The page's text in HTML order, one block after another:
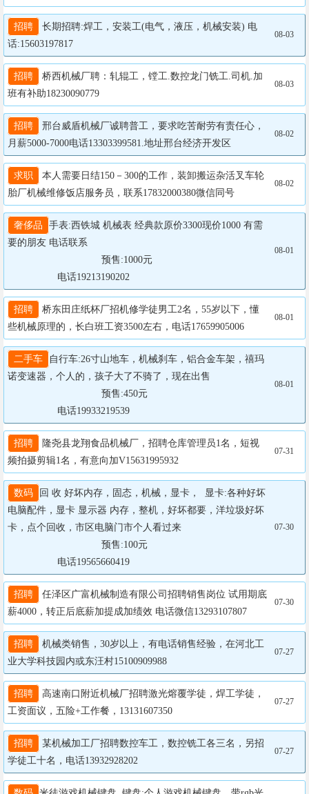
招聘
长期招聘:焊工，安装工(电气，液压，机械安装) 电
话:15603197817
08-03
招聘
桥西机械厂聘：轧辊工，镗工.数控龙门铣工.司机.加
班有补助18230090779
08-03
招聘
邢台威盾机械厂诚聘普工，要求吃苦耐劳有责任心，
月薪5000-7000电话13303399581.地址邢台经济开发区
08-02
求职
本人需要日结150－300的工作，装卸搬运杂活叉车轮
胎厂机械维修饭店服务员，联系17832000380微信同号
08-02
奢侈品
手表:西铁城 机械表 经典款原价3300现价1000 有需
要的朋友 电话联系
                  电话19213190202
08-01
招聘
桥东田庄纸杯厂招机修学徒男工2名，55岁以下，懂
些机械原理的，长白班工资3500左右，电话17659905006
08-01
二手车
自行车:26寸山地车，机械刹车，铝合金车架，禧玛
诺变速器，个人的，孩子大了不骑了，现在出售
                  电话19933219539
08-01
招聘
隆尧县龙翔食品机械厂，招聘仓库管理员1名，短视
频拍摄剪辑1名，有意向加V15631995932
07-31
数码
回 收 好坏内存，固态，机械，显卡，  显卡:各种好坏
电脑配件，显卡 显示器 内存，整机，好坏都要，洋垃圾好坏
卡，点个回收，市区电脑门市个人看过来
                  电话19565660419
07-30
招聘
任泽区广富机械制造有限公司招聘销售岗位 试用期底
薪4000，转正后底薪加提成加绩效 电话微信13293107807
07-30
招聘
机械类销售，30岁以上，有电话销售经验，在河北工
业大学科技园内或东汪村15100909988
07-27
招聘
高速南口附近机械厂招聘激光熔覆学徒，焊工学徒，
工资面议，五险+工作餐，13131607350
07-27
招聘
某机械加工厂招聘数控车工，数控铣工各三名，另招
学徒工十名，电话13932928202
07-27